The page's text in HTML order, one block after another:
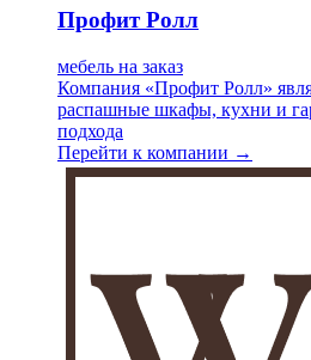
Профит Ролл
мебель на заказ
Компания «Профит Ролл»
распашные шкафы, кухни и
подхода
Перейти к компании →